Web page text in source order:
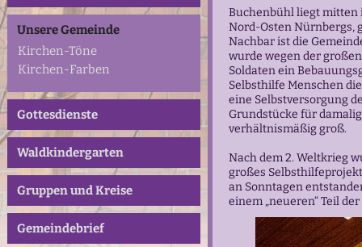
Unsere Gemeinde
Kirchen-Töne
Kirchen-Farben
Gottesdienste
Waldkindergarten
Gruppen und Kreise
Gemeindebrief
Buchenbühl liegt mitten
Nord-Osten Nürnbergs,
Nachbar ist die
wurde wegen der
Soldaten ein
Selbsthilfe Menschen
eine Selbstversorgung
Grundstücke für
verhältnismäßig groß.
Nach dem 2. Weltkrieg
großes
an Sonntagen
einem „neueren“ Teil